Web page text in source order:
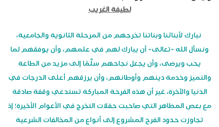
لطيفة الغريب
نبارك لأبنائنا وبناتنا تخرجهم من المرحلة الثانوية والجامعية،
ونسأل الله -تعالى- أن يبارك لهم في علمهم، وأن يوفقهم لما
يحب ويرضى، وأن يجعل نجاحهم سلَّمًا إلى مزيد من الطاعة
والتميز وخدمة دينهم وأوطانهم، وأن يرزقهم أعلى الدرجات في
الدنيا والآخرة، غير أن هذه الفرحة المباركة تستدعي وقفة صادقة
مع بعض المظاهر التي صاحبت حفلات التخرج في الأعوام الأخيرة؛ إذ
تجاوزت حدود الفرح المشروع إلى أنواع من المخالفات الشرعية